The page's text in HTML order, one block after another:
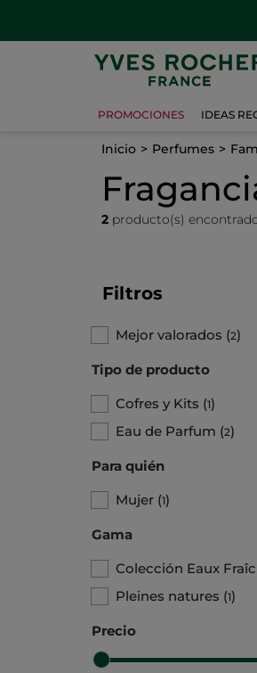
PROMOCIONES IDEAS
Inicio Perfumes
2 producto(s)
Filtros
Mejor valorados (2)
Tipo de producto
Cofres y Kits (1)
Eau de Parfum (2)
Para quién
Mujer (1)
Gama
Colección Eaux
Pleines natures (1)
Precio